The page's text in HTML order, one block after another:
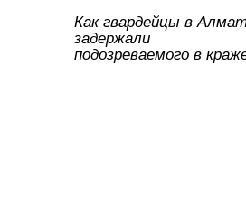
Как гвардейцы в
задержали
подозреваемого в